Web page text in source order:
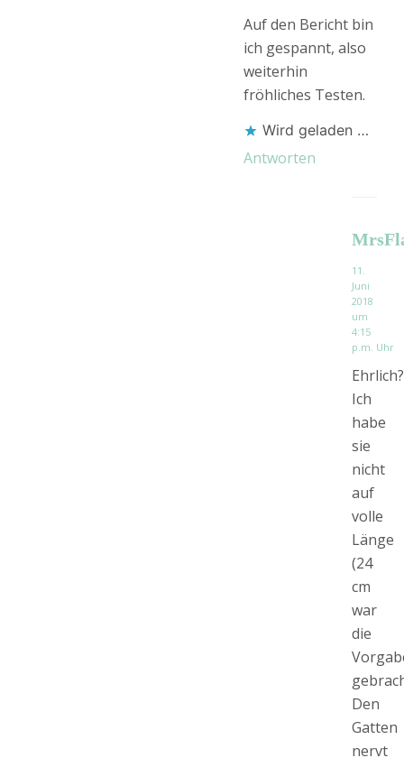
Auf den Bericht bin
ich gespannt, also
weiterhin
fröhliches Testen.
Wird geladen …
Antworten
11.
Juni
2018
um
4:15
p.m. Uhr
Ehrlich?
Ich
habe
sie
nicht
auf
volle
Länge
(24
cm
war
die
Den
Gatten
nervt